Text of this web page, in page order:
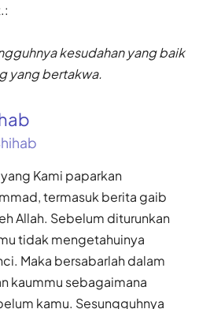
kesudahan yang baik
yang bertakwa.
Kami paparkan
termasuk berita gaib
Allah. Sebelum diturunkan
tidak mengetahuinya
Maka bersabarlah dalam
kaummu sebagaimana
kamu. Sesungguhnya